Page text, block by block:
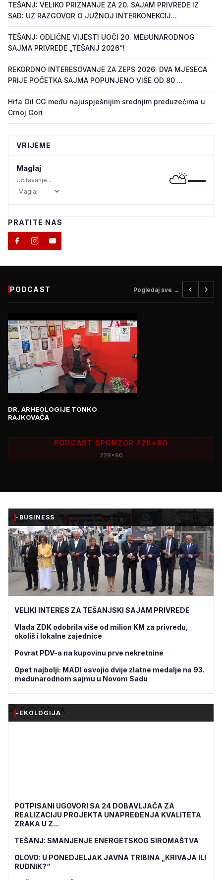
TEŠANJ: VELIKO PRIZNANJE ZA 20. SAJAM PRIVREDE IZ
SAD: UZ RAZGOVOR O JUŽNOJ INTERKONEKCIJ...
TEŠANJ: ODLIČNE VIJESTI UOČI 20. MEĐUNARODNOG
SAJMA PRIVREDE „TEŠANJ 2026“!
REKORDNO INTERESOVANJE ZA ZEPS 2026: DVA MJESECA
PRIJE POČETKA SAJMA POPUNJENO VIŠE OD 80 ...
Hifa Oil CG među najuspješnijim srednjim preduzećima u
Crnoj Gori
VRIJEME
Maglaj
Učitavanje... ⛅—
PRATITE NAS
PODCAST Pogledaj sve →
DR. ARHEOLOGIJE TONKO
RAJKOVAČA
PODCAST SPONZOR 728×90
728x90
-BUSINESS
VELIKI INTERES ZA TEŠANJSKI SAJAM PRIVREDE
Vlada ZDK odobrila više od milion KM za privredu,
okoliš i lokalne zajednice
Povrat PDV-a na kupovinu prve nekretnine
Opet najbolji: MADI osvojio dvije zlatne medalje na 93.
međunarodnom sajmu u Novom Sadu
-EKOLOGIJA
POTPISANI UGOVORI SA 24 DOBAVLJAČA ZA
REALIZACIJU PROJEKTA UNAPREĐENJA KVALITETA
ZRAKA U Z...
TEŠANJ: SMANJENJE ENERGETSKOG SIROMAŠTVA
OLOVO: U PONEDJELJAK JAVNA TRIBINA „KRIVAJA ILI
RUDNIK?“